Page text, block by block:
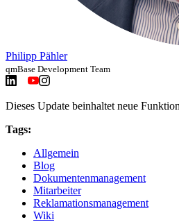
Philipp Pähler
qmBase Development Team
Dieses Update beinhaltet neue
Tags:
Allgemein
Blog
Dokumentenmanagement
Mitarbeiter
Reklamationsmanagement
Wiki